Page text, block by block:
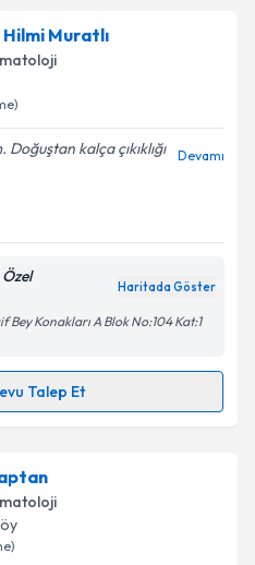
Muratlı
kalça çıkıklığı
Devamı
Haritada Göster
Konakları A Blok No:104 Kat:1
Talep Et
randevu almanız
e-posta ile